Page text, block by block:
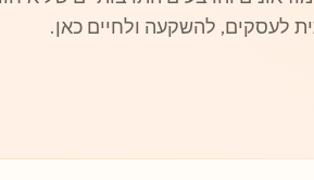
לעסקים, להשקעה ולחיים כאן.